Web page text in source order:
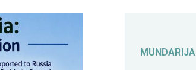
MUNDARIJA